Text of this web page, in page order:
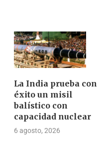
La India prueba con
éxito un misil
balístico con
capacidad nuclear
6 agosto, 2026